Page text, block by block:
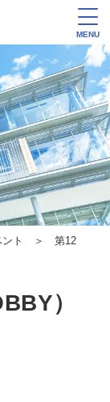
MENU
ト
＞ 第12
）